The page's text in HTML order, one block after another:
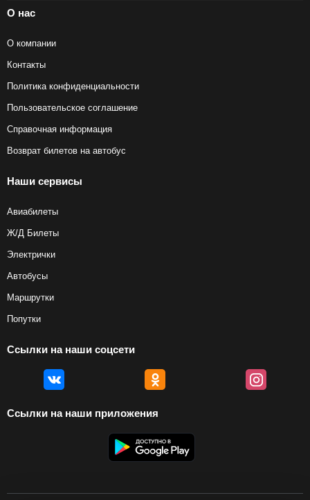
О нас
О компании
Контакты
Политика конфиденциальности
Пользовательское соглашение
Справочная информация
Возврат билетов на автобус
Наши сервисы
Авиабилеты
Ж/Д Билеты
Электрички
Автобусы
Маршрутки
Попутки
Ссылки на наши соцсети
Ссылки на наши приложения